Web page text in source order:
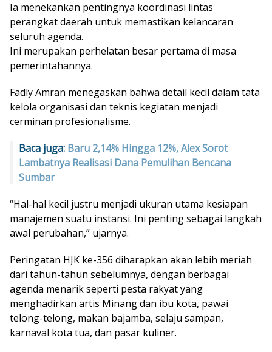
Ia menekankan pentingnya koordinasi lintas
perangkat daerah untuk memastikan kelancaran
seluruh agenda.
Ini merupakan perhelatan besar pertama di masa
pemerintahannya.
Fadly Amran menegaskan bahwa detail kecil dalam tata
kelola organisasi dan teknis kegiatan menjadi
cerminan profesionalisme.
Baca juga: Baru 2,14% Hingga 12%, Alex Sorot
Lambatnya Realisasi Dana Pemulihan Bencana
Sumbar
“Hal-hal kecil justru menjadi ukuran utama kesiapan
manajemen suatu instansi. Ini penting sebagai langkah
awal perubahan,” ujarnya.
Peringatan HJK ke-356 diharapkan akan lebih meriah
dari tahun-tahun sebelumnya, dengan berbagai
agenda menarik seperti pesta rakyat yang
menghadirkan artis Minang dan ibu kota, pawai
telong-telong, makan bajamba, selaju sampan,
karnaval kota tua, dan pasar kuliner.